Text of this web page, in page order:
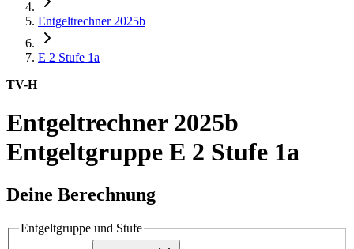
Entgeltrechner 2025b
E 2 Stufe 1a
TV-H
Entgeltrechner 2025b
Entgeltgruppe E 2 Stufe 1a
Deine Berechnung
Entgeltgruppe und Stufe